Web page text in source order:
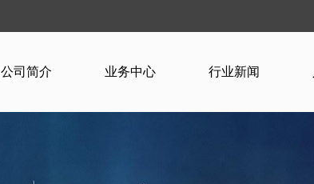
公司简介 业务中心 行业新闻